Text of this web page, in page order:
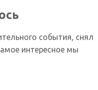
события, снял
интересное мы